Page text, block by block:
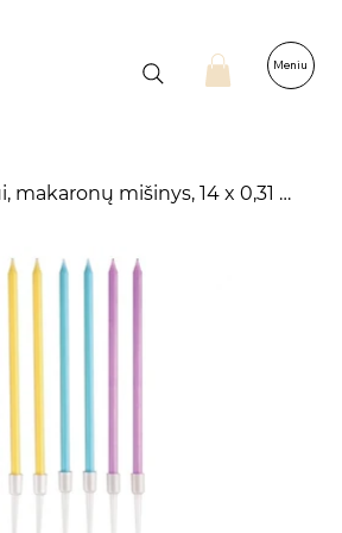
Meniu
Žvakutės tortui, makaronų mišinys, 14 x 0,31 cm, 8 vnt.